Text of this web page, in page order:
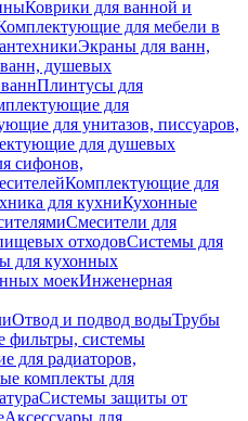
Коврики для ванной и
для мебели в
Экраны для ванн,
душевых
Плинтусы для
для
для унитазов, писсуаров,
для душевых
сифонов,
Комплектующие для
для кухниКухонные
Смесители для
отходовСистемы для
для кухонных
моекИнженерная
Отвод и подвод водыТрубы
фильтры, системы
для радиаторов,
комплекты для
Системы защиты от
Аксессуары для